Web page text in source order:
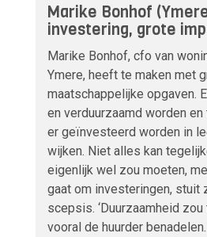
Marike Bonhof
investering, grote
Marike Bonhof, cfo van
Ymere, heeft te maken met
maatschappelijke opgaven.
en verduurzaamd worden
er geïnvesteerd worden in
wijken. Niet alles kan
eigenlijk wel zou moeten,
gaat om investeringen, stuit
scepsis. ‘Duurzaamheid
vooral de huurder